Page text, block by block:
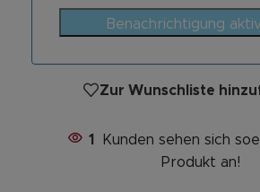
Benachrichtigung
Zur Wunschliste
1
Kunden sehen sich
Produkt an!